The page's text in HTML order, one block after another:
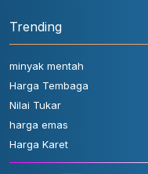
Trending
minyak mentah
Harga Tembaga
Nilai Tukar
harga emas
Harga Karet